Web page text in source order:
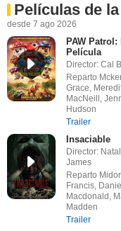
Películas de
desde 7 ago 2026
PAW
Película
Director: Cal
Reparto
Grace,
MacNeill,
Hudson
Trailer
Insaciable
Director:
James
Reparto
Francis,
Macdonald,
Madden
Trailer